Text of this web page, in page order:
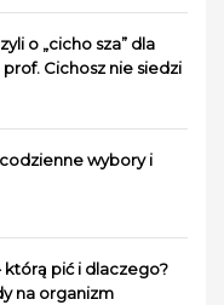
o „cicho sza” dla
Cichosz nie siedzi
wybory i
którą pić i dlaczego?
na organizm